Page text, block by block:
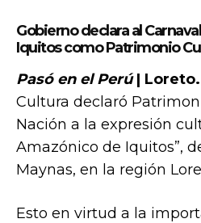
Gobierno declara al
Iquitos como Patrimonio
Pasó en el Perú| Loreto.
Cultura declaró
Nación a la expresión
Amazónico de Iquitos”,
Maynas, en la región
Esto en virtud a la